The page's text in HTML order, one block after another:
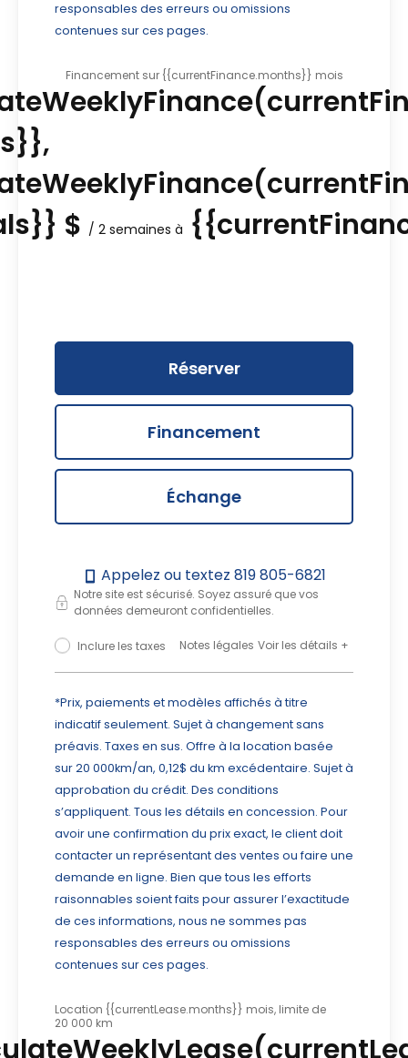
responsables des erreurs ou omissions
contenues sur ces pages.
Financement sur {{currentFinance.months}} mois
$ / 2 semaines à
Réserver
Financement
Échange
Appelez ou textez 819 805-6821
Notre site est sécurisé. Soyez assuré que vos
données demeuront confidentielles.
Inclure les taxes Notes légales Masquer le détail
*Prix, paiements et modèles affichés à titre
indicatif seulement. Sujet à changement sans
préavis. Taxes en sus. Offre à la location basée
sur 20 000km/an, 0,12$ du km excédentaire. Sujet à
approbation du crédit. Des conditions
s’appliquent. Tous les détails en concession. Pour
avoir une confirmation du prix exact, le client doit
contacter un représentant des ventes ou faire une
demande en ligne. Bien que tous les efforts
raisonnables soient faits pour assurer l’exactitude
de ces informations, nous ne sommes pas
responsables des erreurs ou omissions
contenues sur ces pages.
Location {{currentLease.months}} mois, limite de
20 000 km